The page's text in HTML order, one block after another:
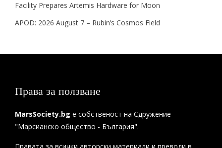
Facility Prepares Artemis Hardware for Moon
APOD: 2026 August 7 – Rubin’s Cosmos Field
Права за ползване
MarsSociety.bg е собственост на Сдружение
"Марсианско общество - България".